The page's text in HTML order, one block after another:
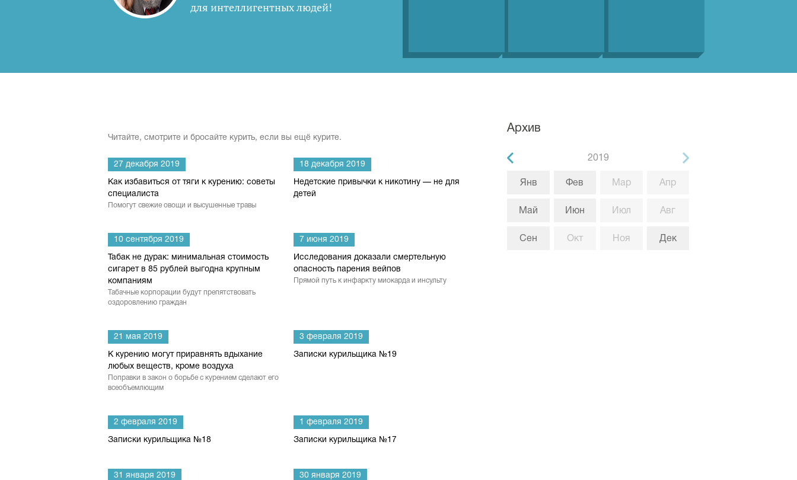
для интеллигентных людей!
Читайте, смотрите и бросайте курить, если вы ещё курите.
27 декабря 2019
Как избавиться от тяги к курению: советы
специалиста
Помогут свежие овощи и высушенные травы
18 декабря 2019
Недетские привычки к никотину — не для
детей
10 сентября 2019
Табак не дурак: минимальная стоимость
сигарет в 85 рублей выгодна крупным
компаниям
Табачные корпорации будут препятствовать
оздоровлению граждан
7 июня 2019
Исследования доказали смертельную
опасность парения вейпов
Прямой путь к инфаркту миокарда и инсульту
21 мая 2019
К курению могут приравнять вдыхание
любых веществ, кроме воздуха
Поправки в закон о борьбе с курением сделают его
всеобъемлющим
3 февраля 2019
Записки курильщика №19
2 февраля 2019
Записки курильщика №18
1 февраля 2019
Записки курильщика №17
31 января 2019 30 января 2019
Архив
2019
Янв
Май
Сен
Фев
Июн
Окт
Мар
Июл
Ноя
Апр
Авг
Дек